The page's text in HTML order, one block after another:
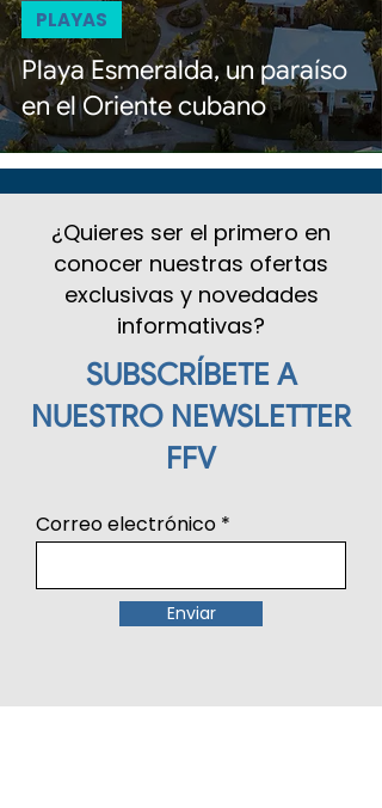
Playa Esmeralda, un paraíso
en el Oriente cubano
PLAYAS
¿Quieres ser el primero en
conocer nuestras ofertas
exclusivas y novedades
informativas?
SUBSCRÍBETE A
NUESTRO NEWSLETTER
FFV
Correo electrónico
Enviar